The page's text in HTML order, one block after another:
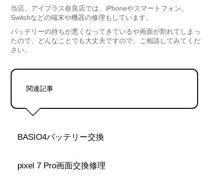
当店、アイプラス奈良店では、iPhoneやスマートフォン、
Switchなどの端末や機器の修理もしています。
バッテリーの持ちが悪くなってきているや画面が割れてしまっ
たので、どんなことでも大丈夫ですので、ご相談してみてくだ
さい。
関連記事
BASIO4バッテリー交換
pixel 7 Pro画面交換修理